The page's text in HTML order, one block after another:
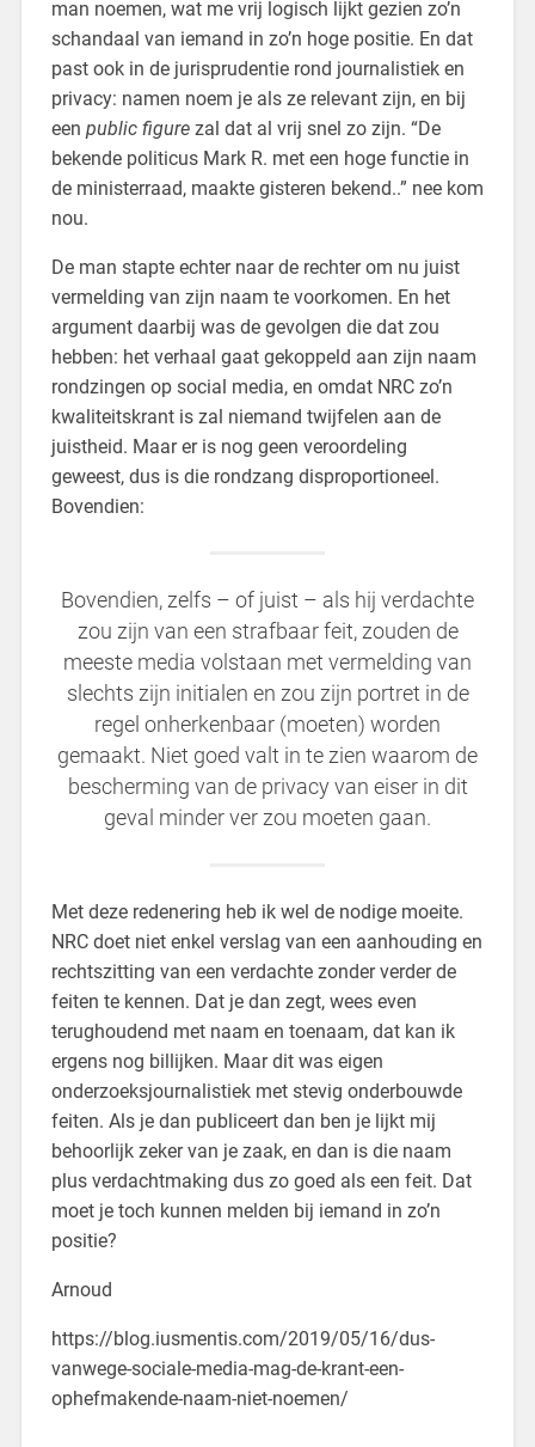
man noemen, wat me vrij logisch lijkt gezien zo’n
schandaal van iemand in zo’n hoge positie. En dat
past ook in de jurisprudentie rond journalistiek en
privacy: namen noem je als ze relevant zijn, en bij
een public figurezal dat al vrij snel zo zijn. “De
bekende politicus Mark R. met een hoge functie in
de ministerraad, maakte gisteren bekend..” nee kom
nou.
De man stapte echter naar de rechter om nu juist
vermelding van zijn naam te voorkomen. En het
argument daarbij was de gevolgen die dat zou
hebben: het verhaal gaat gekoppeld aan zijn naam
rondzingen op social media, en omdat NRC zo’n
kwaliteitskrant is zal niemand twijfelen aan de
juistheid. Maar er is nog geen veroordeling
geweest, dus is die rondzang disproportioneel.
Bovendien:
Bovendien, zelfs – of juist – als hij verdachte
zou zijn van een strafbaar feit, zouden de
meeste media volstaan met vermelding van
slechts zijn initialen en zou zijn portret in de
regel onherkenbaar (moeten) worden
gemaakt. Niet goed valt in te zien waarom de
bescherming van de privacy van eiser in dit
geval minder ver zou moeten gaan.
Met deze redenering heb ik wel de nodige moeite.
NRC doet niet enkel verslag van een aanhouding en
rechtszitting van een verdachte zonder verder de
feiten te kennen. Dat je dan zegt, wees even
terughoudend met naam en toenaam, dat kan ik
ergens nog billijken. Maar dit was eigen
onderzoeksjournalistiek met stevig onderbouwde
feiten. Als je dan publiceert dan ben je lijkt mij
behoorlijk zeker van je zaak, en dan is die naam
plus verdachtmaking dus zo goed als een feit. Dat
moet je toch kunnen melden bij iemand in zo’n
positie?
Arnoud
https://blog.iusmentis.com/2019/05/16/dus-
vanwege-sociale-media-mag-de-krant-een-
ophefmakende-naam-niet-noemen/